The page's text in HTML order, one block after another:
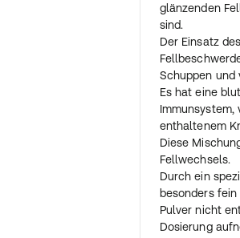
glänzenden
sind.
Der Einsatz
Schuppen und
Es hat eine
enthaltenem
Diese
Fellwechsels.
Durch ein
besonders
Pulver nicht
Dosierung